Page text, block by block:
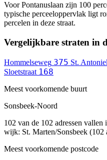
Voor Pontanuslaan zijn 100
typische perceeloppervlak ligt
percelen in deze straat.
Vergelijkbare straten in
Hommelseweg 375 St.
Sloetstraat 168
Meest voorkomende buurt
Sonsbeek-Noord
102 van de 102 adressen
wijk: St. Marten/Sonsbeek (102
Meest voorkomende postcode